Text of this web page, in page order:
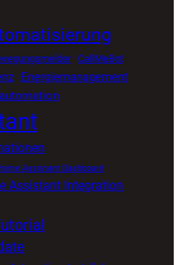
CallMeBot
Energiemanagement
Assistant Dashboard
Assistant Integration